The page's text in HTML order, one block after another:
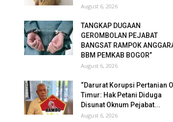
August 6, 2026
TANGKAP DUGAAN
GEROMBOLAN PEJABAT
BANGSAT RAMPOK
BBM PEMKAB BOGOR”
August 6, 2026
“Darurat Korupsi Pertanian
Timur: Hak Petani Diduga
Disunat Oknum Pejabat...
August 6, 2026